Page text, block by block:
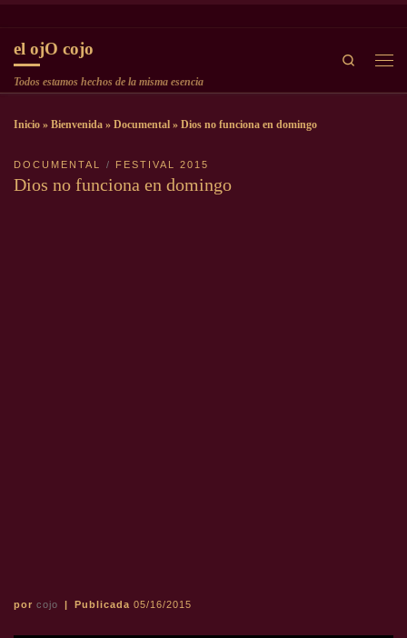
el ojO cojo
Todos estamos hechos de la misma esencia
Search
Inicio » Bienvenida » Documental » Dios no funciona en domingo
DOCUMENTAL FESTIVAL 2015
Dios no funciona en domingo
por cojo | Publicada 05/16/2015